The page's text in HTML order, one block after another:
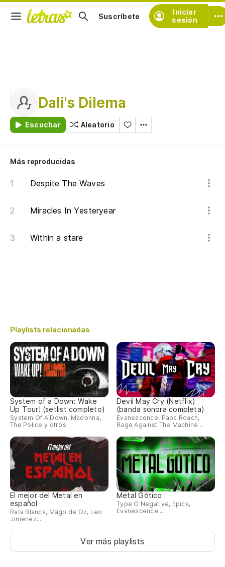
Iniciar
sesión
Suscríbete
Dali's Dilema
Escuchar Aleatorio
Más reproducidas
Despite The Waves
Miracles In Yesteryear
Within a stare
Playlists relacionadas
System of a Down: Wake
Up Tour! (setlist completo)
System Of A Down, Madonna,
The Police y otros
Devil May Cry (Netflix)
(banda sonora completa)
Evanescence, Papa Roach,
Rage Against The Machine...
El mejor del Metal en
español
Rata Blanca, Mägo de Oz, Leo
Jimenez...
Metal Gótico
Type O Negative, Epica,
Evanescence...
Ver más playlists